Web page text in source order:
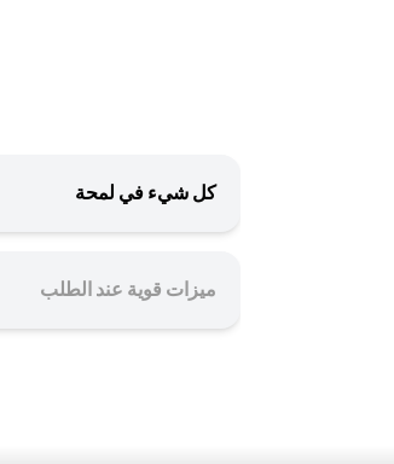
كل شيء في لمحة
ميزات قوية عند الطلب